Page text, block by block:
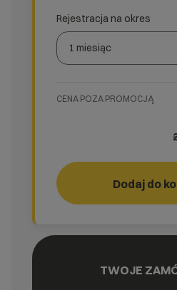
Rejestracja na okres
1 miesiąc
CENA POZA PROMOCJĄ
Dodaj do
TWOJE